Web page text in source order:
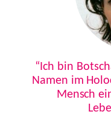
“Ich bin
Namen im
Mensch